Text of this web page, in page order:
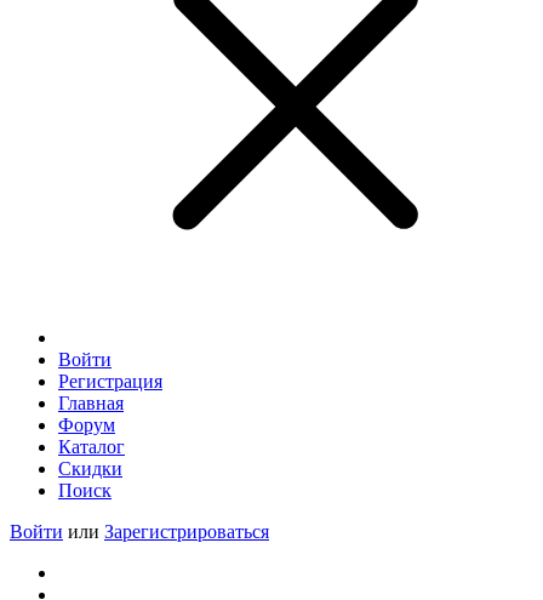
Войти
Регистрация
Главная
Форум
Каталог
Скидки
Поиск
Войти или Зарегистрироваться